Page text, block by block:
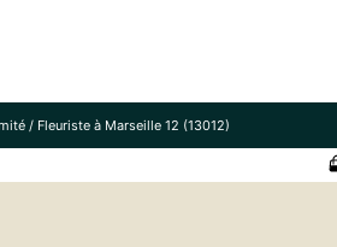
/ Fleuriste à Marseille 12 (13012)